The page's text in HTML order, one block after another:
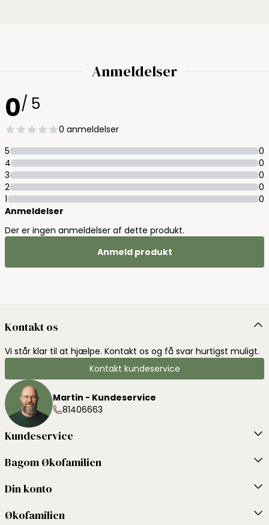
Anmeldelser
0/ 5
0 anmeldelser
5
0
4
0
3
0
2
0
1
0
Anmeldelser
Der er ingen anmeldelser af dette produkt.
Anmeld produkt
Kontakt os
Vi står klar til at hjælpe. Kontakt os og få svar hurtigst muligt.
Kontakt kundeservice
Martin - Kundeservice
81406663
Kundeservice
Bagom Økofamilien
Din konto
Økofamilien